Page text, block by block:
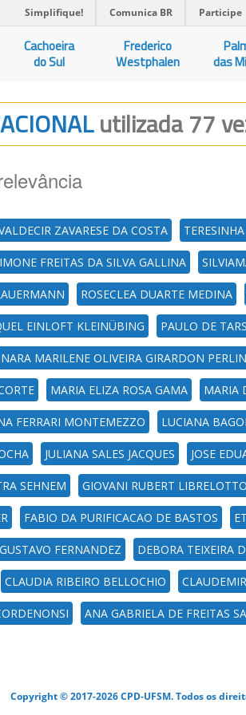
Simplifique! Comunica BR Participe
Cachoeira
do Sul
Frederico
Westphalen
das
utilizada 77
ZAVARESE DA COSTA
FREITAS DA SILVA GALLINA
ROSECLEA DUARTE MEDINA
EINLOFT KLEINÜBING PAULO DE
NARA MARILENE OLIVEIRA GIRARDON
MARIA ELIZA ROSA GAMA MARIA
FERRARI MONTEMEZZO LUCIANA
JULIANA SALES JACQUES JOSE
SEHNEM GIOVANI RUBERT LIBRELOTTO
FABIO DA PURIFICACAO DE BASTOS
FERNANDEZ DEBORA TEIXEIRA
CLAUDIA RIBEIRO BELLOCHIO
ANA GABRIELA DE FREITAS
Copyright © 2017-2026 CPD-UFSM. Todos os